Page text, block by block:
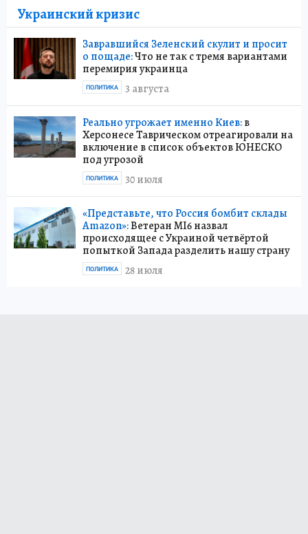
Украинский кризис
Завравшийся Зеленский скулит и просит
о пощаде:Что не так с тремя вариантами
перемирия украинца
3 августа
ПОЛИТИКА
Реально угрожает именно Киев:в
Херсонесе Таврическом отреагировали на
включение в список объектов ЮНЕСКО
под угрозой
30 июля
ПОЛИТИКА
«Представьте, что Россия бомбит склады
Amazon»:Ветеран MI6 назвал
происходящее с Украиной четвёртой
попыткой Запада разделить нашу страну
28 июля
ПОЛИТИКА